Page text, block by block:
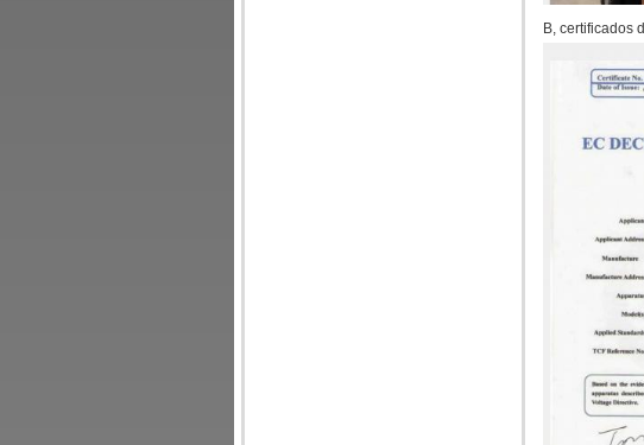
B, certificados